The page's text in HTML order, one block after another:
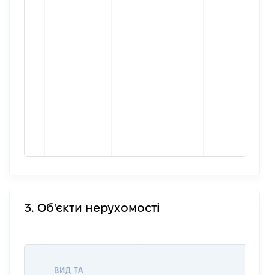
3. Об'єкти нерухомості
ВИД ТА